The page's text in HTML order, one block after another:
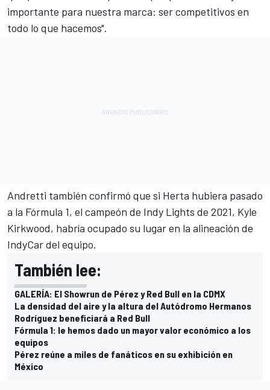
importante para nuestra marca: ser competitivos en
todo lo que hacemos".
Andretti también confirmó que si Herta hubiera pasado
a la Fórmula 1, el campeón de Indy Lights de 2021, Kyle
Kirkwood, habría ocupado su lugar en la alineación de
IndyCar del equipo.
También lee:
GALERÍA: El Showrun de Pérez y Red Bull en la CDMX
La densidad del aire y la altura del Autódromo Hermanos
Rodríguez beneficiará a Red Bull
Fórmula 1: le hemos dado un mayor valor económico a los
equipos
Pérez reúne a miles de fanáticos en su exhibición en
México